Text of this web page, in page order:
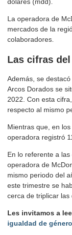
La operadora de
mercados de la
colaboradores.
Las cifras
Además, se
Arcos Dorados se
2022. Con esta
respecto al mismo
Mientras que, en
operadora registró
En lo referente a
operadora de
mismo periodo del
este trimestre se
cerca de triplicar las
Les invitamos a
igualdad de